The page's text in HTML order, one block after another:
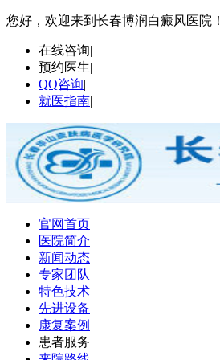
您好，欢迎来到长春博润白癜风医院！
在线咨询|
预约医生|
QQ咨询|
就医指南|
官网首页
医院简介
新闻动态
专家团队
特色技术
先进设备
康复案例
患者服务